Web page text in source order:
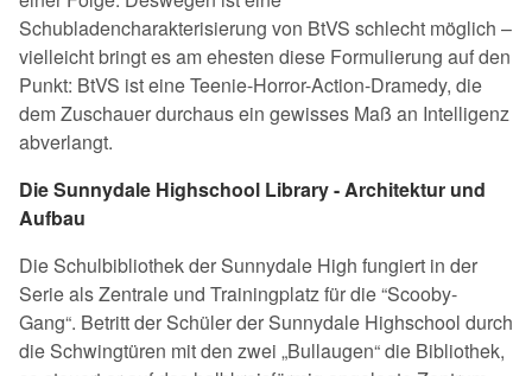
Schubladencharakterisierung von BtVS schlecht möglich –
vielleicht bringt es am ehesten diese Formulierung auf den
Punkt: BtVS ist eine Teenie-Horror-Action-Dramedy, die
dem Zuschauer durchaus ein gewisses Maß an Intelligenz
abverlangt.
Die Sunnydale Highschool Library - Architektur und
Aufbau
Die Schulbibliothek der Sunnydale High fungiert in der
Serie als Zentrale und Trainingplatz für die “Scooby-
Gang“. Betritt der Schüler der Sunnydale Highschool durch
die Schwingtüren mit den zwei „Bullaugen“ die Bibliothek,